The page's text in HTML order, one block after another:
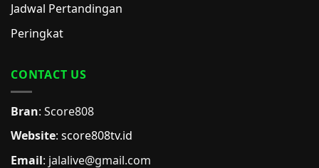
Jadwal Pertandingan
Peringkat
CONTACT US
Bran: Score808
Website: score808tv.id
Email: jalalive@gmail.com